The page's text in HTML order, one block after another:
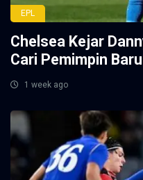
EPL
Chelsea Kejar
Cari Pemimpin
1 week ago